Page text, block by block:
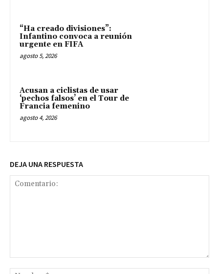
“Ha creado divisiones”:
Infantino convoca a reunión
urgente en FIFA
agosto 5, 2026
Acusan a ciclistas de usar
‘pechos falsos’ en el Tour de
Francia femenino
agosto 4, 2026
DEJA UNA RESPUESTA